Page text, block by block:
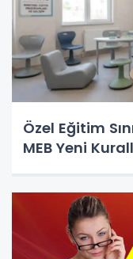
Özel Eğitim
MEB Yeni